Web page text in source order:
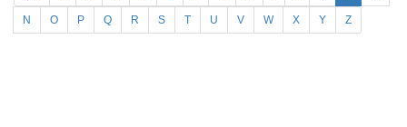
N O P Q R S T U V W X Y Z